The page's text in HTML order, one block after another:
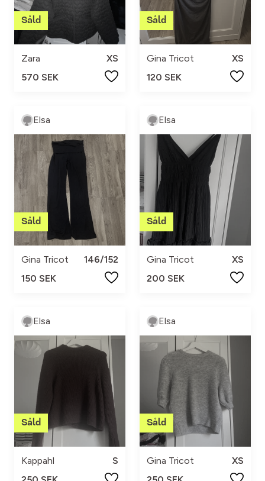
Zara
XS
570 SEK
Gina Tricot
XS
120 SEK
Elsa
Gina Tricot
146/152
150 SEK
Elsa
Gina Tricot
XS
200 SEK
Elsa
Kappahl
S
Elsa
Gina Tricot
XS